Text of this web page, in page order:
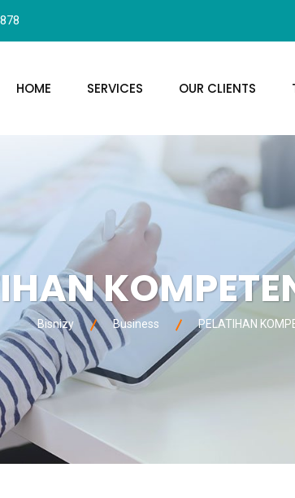
HOME SERVICES OUR CLIENTS
Bisnizy Business PELATIHAN